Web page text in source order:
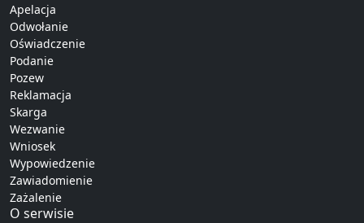
Apelacja
Odwołanie
Oświadczenie
Podanie
Pozew
Reklamacja
Skarga
Wezwanie
Wniosek
Wypowiedzenie
Zawiadomienie
Zażalenie
O serwisie